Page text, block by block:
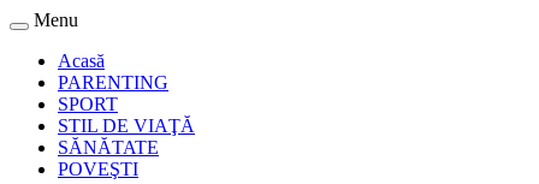
Menu
Acasă
PARENTING
SPORT
STIL DE VIAŢĂ
SĂNĂTATE
POVEŞTI